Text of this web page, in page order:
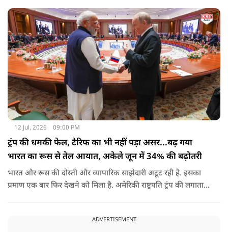
गिरावट देखने को मिली.
12 Jul, 2026 09:00 PM
ट्रंप की धमकी फेल, टैरिफ का भी नहीं पड़ा असर...बढ़ गया
भारत का रूस से तेल आयात, अकेले जून में 34% की बढ़ोतरी
भारत और रूस की दोस्ती और व्यापारिक साझेदारी अटूट रही है. इसका
प्रमाण एक बार फिर देखने को मिला है. अमेरिकी राष्ट्रपति ट्रंप की लगातार
ADVERTISEMENT